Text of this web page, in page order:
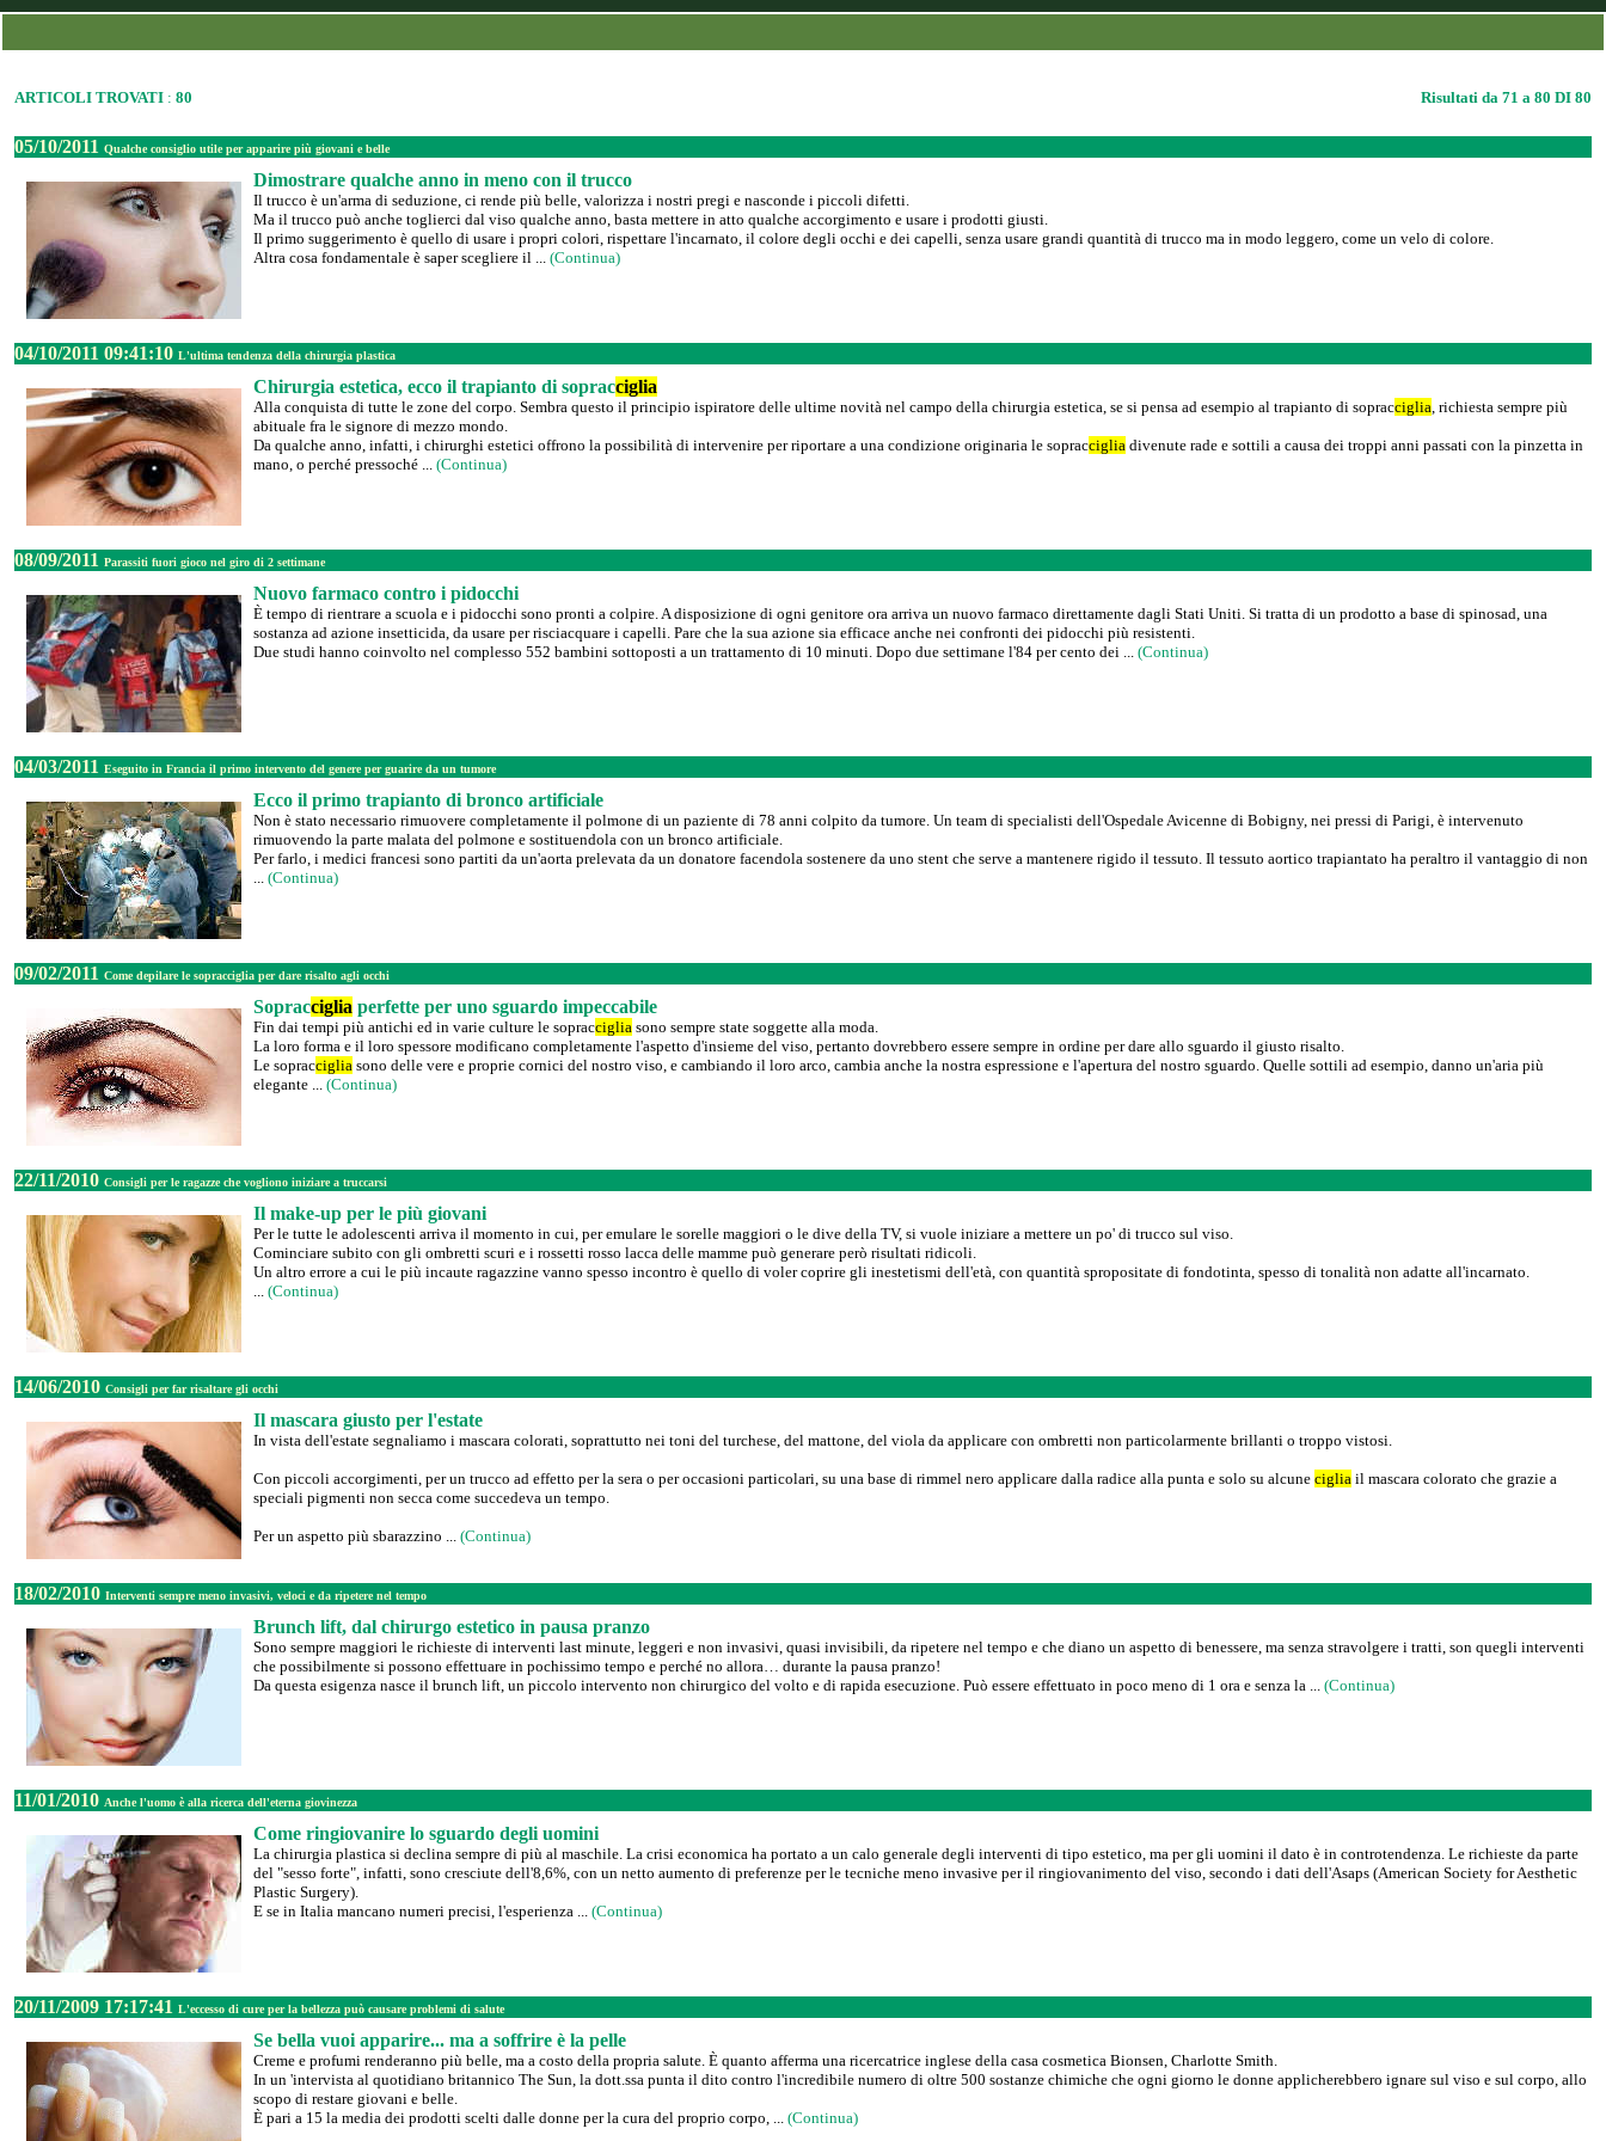
ARTICOLI TROVATI : 80 Risultati da 71 a 80 DI 80
05/10/2011 Qualche consiglio utile per apparire più giovani e belle
Dimostrare qualche anno in meno con il trucco
Il trucco è un'arma di seduzione, ci rende più belle, valorizza i nostri pregi e nasconde i piccoli difetti.
Ma il trucco può anche toglierci dal viso qualche anno, basta mettere in atto qualche accorgimento e usare i prodotti giusti.
Il primo suggerimento è quello di usare i propri colori, rispettare l'incarnato, il colore degli occhi e dei capelli, senza usare grandi quantità di trucco ma in modo leggero, come un velo di colore.
Altra cosa fondamentale è saper scegliere il ... (Continua)
04/10/2011 09:41:10 L'ultima tendenza della chirurgia plastica
Chirurgia estetica, ecco il trapianto di sopracciglia
Alla conquista di tutte le zone del corpo. Sembra questo il principio ispiratore delle ultime novità nel campo della chirurgia estetica, se si pensa ad esempio al trapianto di sopracciglia, richiesta sempre più
abituale fra le signore di mezzo mondo.
Da qualche anno, infatti, i chirurghi estetici offrono la possibilità di intervenire per riportare a una condizione originaria le sopracciglia divenute rade e sottili a causa dei troppi anni passati con la pinzetta in
mano, o perché pressoché ... (Continua)
08/09/2011 Parassiti fuori gioco nel giro di 2 settimane
Nuovo farmaco contro i pidocchi
È tempo di rientrare a scuola e i pidocchi sono pronti a colpire. A disposizione di ogni genitore ora arriva un nuovo farmaco direttamente dagli Stati Uniti. Si tratta di un prodotto a base di spinosad, una
sostanza ad azione insetticida, da usare per risciacquare i capelli. Pare che la sua azione sia efficace anche nei confronti dei pidocchi più resistenti.
Due studi hanno coinvolto nel complesso 552 bambini sottoposti a un trattamento di 10 minuti. Dopo due settimane l'84 per cento dei ... (Continua)
04/03/2011 Eseguito in Francia il primo intervento del genere per guarire da un tumore
Ecco il primo trapianto di bronco artificiale
Non è stato necessario rimuovere completamente il polmone di un paziente di 78 anni colpito da tumore. Un team di specialisti dell'Ospedale Avicenne di Bobigny, nei pressi di Parigi, è intervenuto
rimuovendo la parte malata del polmone e sostituendola con un bronco artificiale.
Per farlo, i medici francesi sono partiti da un'aorta prelevata da un donatore facendola sostenere da uno stent che serve a mantenere rigido il tessuto. Il tessuto aortico trapiantato ha peraltro il vantaggio di non
... (Continua)
09/02/2011 Come depilare le sopracciglia per dare risalto agli occhi
Sopracciglia perfette per uno sguardo impeccabile
Fin dai tempi più antichi ed in varie culture le sopracciglia sono sempre state soggette alla moda.
La loro forma e il loro spessore modificano completamente l'aspetto d'insieme del viso, pertanto dovrebbero essere sempre in ordine per dare allo sguardo il giusto risalto.
Le sopracciglia sono delle vere e proprie cornici del nostro viso, e cambiando il loro arco, cambia anche la nostra espressione e l'apertura del nostro sguardo. Quelle sottili ad esempio, danno un'aria più
elegante ... (Continua)
22/11/2010 Consigli per le ragazze che vogliono iniziare a truccarsi
Il make-up per le più giovani
Per le tutte le adolescenti arriva il momento in cui, per emulare le sorelle maggiori o le dive della TV, si vuole iniziare a mettere un po' di trucco sul viso.
Cominciare subito con gli ombretti scuri e i rossetti rosso lacca delle mamme può generare però risultati ridicoli.
Un altro errore a cui le più incaute ragazzine vanno spesso incontro è quello di voler coprire gli inestetismi dell'età, con quantità spropositate di fondotinta, spesso di tonalità non adatte all'incarnato.
... (Continua)
14/06/2010 Consigli per far risaltare gli occhi
Il mascara giusto per l'estate
In vista dell'estate segnaliamo i mascara colorati, soprattutto nei toni del turchese, del mattone, del viola da applicare con ombretti non particolarmente brillanti o troppo vistosi.
Con piccoli accorgimenti, per un trucco ad effetto per la sera o per occasioni particolari, su una base di rimmel nero applicare dalla radice alla punta e solo su alcune ciglia il mascara colorato che grazie a
speciali pigmenti non secca come succedeva un tempo.
Per un aspetto più sbarazzino ... (Continua)
18/02/2010 Interventi sempre meno invasivi, veloci e da ripetere nel tempo
Brunch lift, dal chirurgo estetico in pausa pranzo
Sono sempre maggiori le richieste di interventi last minute, leggeri e non invasivi, quasi invisibili, da ripetere nel tempo e che diano un aspetto di benessere, ma senza stravolgere i tratti, son quegli interventi
che possibilmente si possono effettuare in pochissimo tempo e perché no allora… durante la pausa pranzo!
Da questa esigenza nasce il brunch lift, un piccolo intervento non chirurgico del volto e di rapida esecuzione. Può essere effettuato in poco meno di 1 ora e senza la ... (Continua)
11/01/2010 Anche l'uomo è alla ricerca dell'eterna giovinezza
Come ringiovanire lo sguardo degli uomini
La chirurgia plastica si declina sempre di più al maschile. La crisi economica ha portato a un calo generale degli interventi di tipo estetico, ma per gli uomini il dato è in controtendenza. Le richieste da parte
del "sesso forte", infatti, sono cresciute dell'8,6%, con un netto aumento di preferenze per le tecniche meno invasive per il ringiovanimento del viso, secondo i dati dell'Asaps (American Society for Aesthetic
Plastic Surgery).
E se in Italia mancano numeri precisi, l'esperienza ... (Continua)
20/11/2009 17:17:41 L'eccesso di cure per la bellezza può causare problemi di salute
Se bella vuoi apparire... ma a soffrire è la pelle
Creme e profumi renderanno più belle, ma a costo della propria salute. È quanto afferma una ricercatrice inglese della casa cosmetica Bionsen, Charlotte Smith.
In un 'intervista al quotidiano britannico The Sun, la dott.ssa punta il dito contro l'incredibile numero di oltre 500 sostanze chimiche che ogni giorno le donne applicherebbero ignare sul viso e sul corpo, allo
scopo di restare giovani e belle.
È pari a 15 la media dei prodotti scelti dalle donne per la cura del proprio corpo, ... (Continua)